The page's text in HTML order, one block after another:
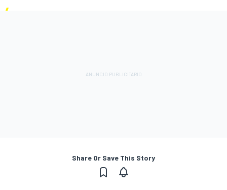
Share Or Save This Story